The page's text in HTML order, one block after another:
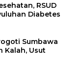
RSUD
Diabetes
Sumbawa
Kalah, Usut